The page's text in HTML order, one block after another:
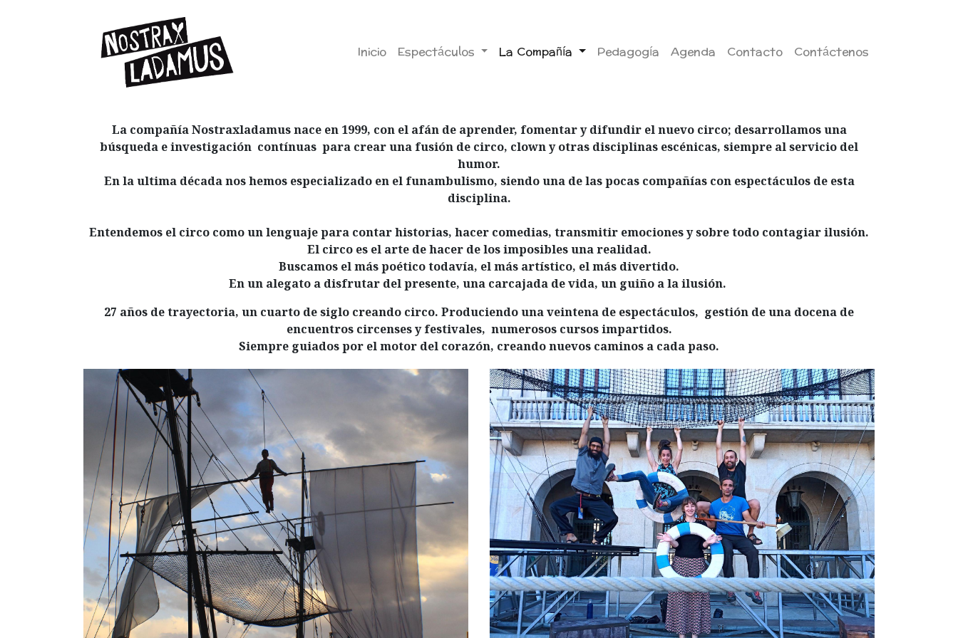
Inicio Espectáculos La Compañía Pedagogía Agenda Contacto Contáctenos
La compañía Nostraxladamus nace en 1999, con el afán de aprender, fomentar y difundir el nuevo circo; desarrollamos una
búsqueda e investigación contínuas para crear una fusión de circo, clown y otras disciplinas escénicas, siempre al servicio del
humor.
En la ultima década nos hemos especializado en el funambulismo, siendo una de las pocas compañías con espectáculos de esta
disciplina.
Entendemos el circo como un lenguaje para contar historias, hacer comedias, transmitir emociones y sobre todo contagiar ilusión.
El circo es el arte de hacer de los imposibles una realidad.
Buscamos el más poético todavía, el más artístico, el más divertido.
En un alegato a disfrutar del presente, una carcajada de vida, un guiño a la ilusión.
27 años de trayectoria, un cuarto de siglo creando circo. Produciendo una veintena de espectáculos, gestión de una docena de
encuentros circenses y festivales, numerosos cursos impartidos.
Siempre guiados por el motor del corazón, creando nuevos caminos a cada paso.